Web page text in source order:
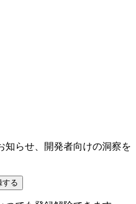
知らせ、開発者向けの洞察を
する